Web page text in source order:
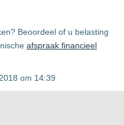
Beoordeel of u belasting
afspraak financieel
om 14:39